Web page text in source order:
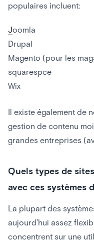
populaires incluent:
Joomla
Drupal
Magento (pour les
squarespce
Wix
Il existe également de
gestion de contenu
grandes entreprises
Quels types de
avec ces systèmes
La plupart des
aujourd’hui assez
concentrent sur une